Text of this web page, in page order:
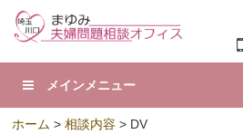
メインメニュー
ホーム >相談内容 > DV